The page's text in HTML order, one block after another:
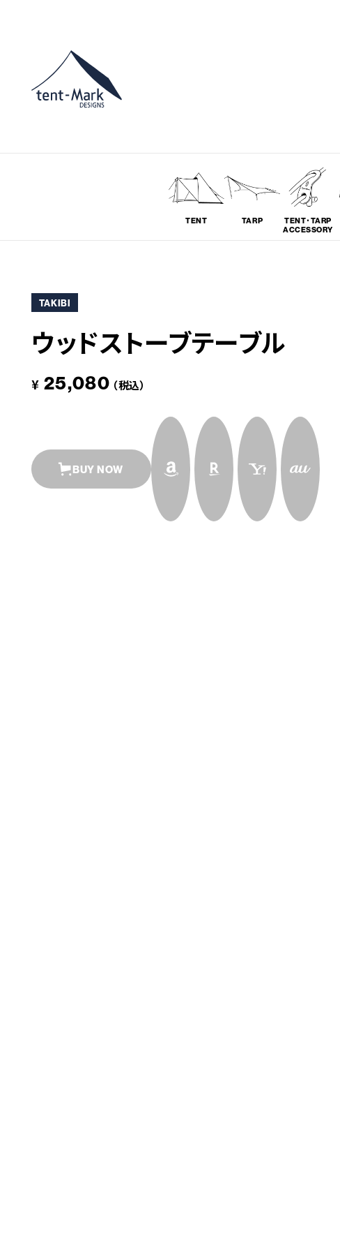
TENT TARP
TENT･TARP
ACCESSORY
# LEATHER
TAKIBI
ウッドストーブテーブル
¥ 25,080 （税込）
BUY NOW